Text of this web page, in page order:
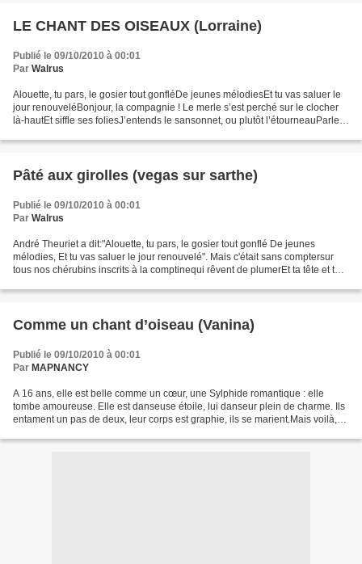
LE CHANT DES OISEAUX (Lorraine)
Publié le 09/10/2010 à 00:01
Par Walrus
Alouette, tu pars, le gosier tout gonfléDe jeunes mélodiesEt tu vas saluer le
jour renouveléBonjour, la compagnie ! Le merle s’est perché sur le clocher
là-hautEt siffle ses foliesJ’entends le sansonnet, ou plutôt l’étourneauParler
Pâté aux girolles (vegas sur sarthe)
Publié le 09/10/2010 à 00:01
Par Walrus
André Theuriet a dit:"Alouette, tu pars, le gosier tout gonflé De jeunes
mélodies, Et tu vas saluer le jour renouvelé". Mais c'était sans comptersur
tous nos chérubins inscrits à la comptinequi rêvent de plumerEt ta tête et ton
Comme un chant d’oiseau (Vanina)
Publié le 09/10/2010 à 00:01
Par MAPNANCY
A 16 ans, elle est belle comme un cœur, une Sylphide romantique : elle
tombe amoureuse. Elle est danseuse étoile, lui danseur plein de charme. Ils
entament un pas de deux, leur corps est graphie, ils se marient.Mais voilà,